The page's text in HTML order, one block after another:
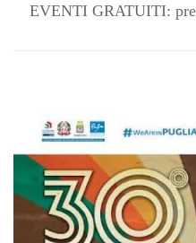
EVENTI GRATUITI: